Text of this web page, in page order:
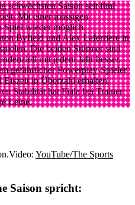
schwächsten Saison seit fünf
Mit einer mässigen
Spiel wieder möglich.
Byfield und Alex Laferriere in
Die beiden Stürmer sind
mit jedem Jahr besser.
gefährlicher Powerplay-Spieler
in Überzahl erhalten.
Stabilität hat Fiala bei Trainer
Leine.
Video: YouTube/The Sports
Saison spricht: